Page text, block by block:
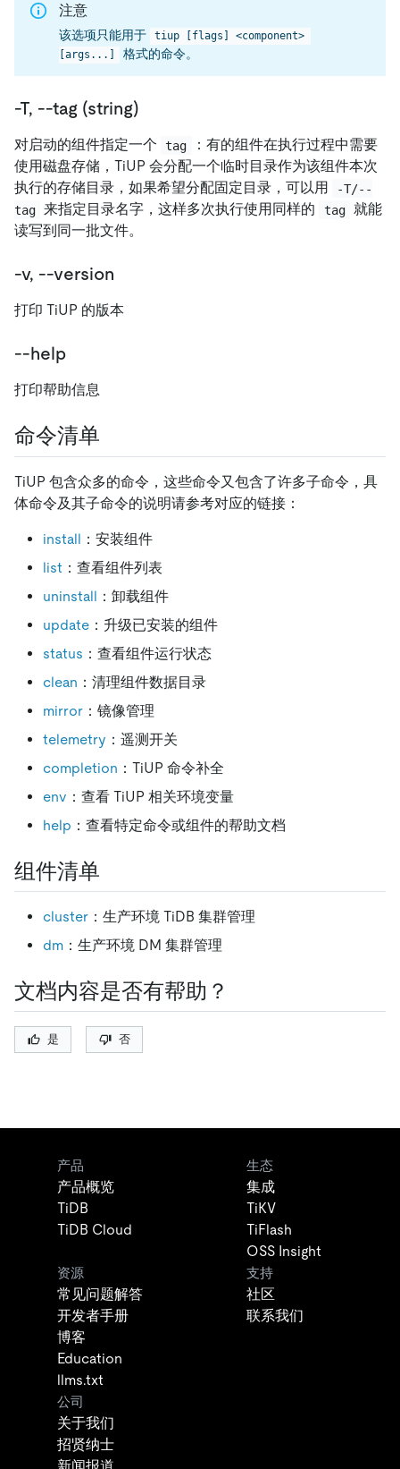
注意
该选项只能用于
tiup [flags] <component>
[args...]
格式的命令。
-T, --tag (string)
对启动的组件指定一个 tag
：有的组件在执行过程中需要
使用磁盘存储，TiUP 会分配一个临时目录作为该组件本次
执行的存储目录，如果希望分配固定目录，可以用
-T/--
tag 来指定目录名字，这样多次执行使用同样的 tag 就能
读写到同一批文件。
-v, --version
打印 TiUP 的版本
--help
打印帮助信息
命令清单
TiUP 包含众多的命令，这些命令又包含了许多子命令，具
体命令及其子命令的说明请参考对应的链接：
install ：安装组件
list ：查看组件列表
uninstall ：卸载组件
update ：升级已安装的组件
status ：查看组件运行状态
clean ：清理组件数据目录
mirror ：镜像管理
telemetry ：遥测开关
completion ：TiUP 命令补全
env ：查看 TiUP 相关环境变量
help ：查看特定命令或组件的帮助文档
组件清单
cluster ：生产环境 TiDB 集群管理
dm ：生产环境 DM 集群管理
文档内容是否有帮助？
是 否
产品
产品概览
TiDB
TiDB Cloud
生态
集成
TiKV
TiFlash
OSS Insight
资源
常见问题解答
开发者手册
博客
Education
llms.txt
支持
社区
联系我们
公司
关于我们
招贤纳士